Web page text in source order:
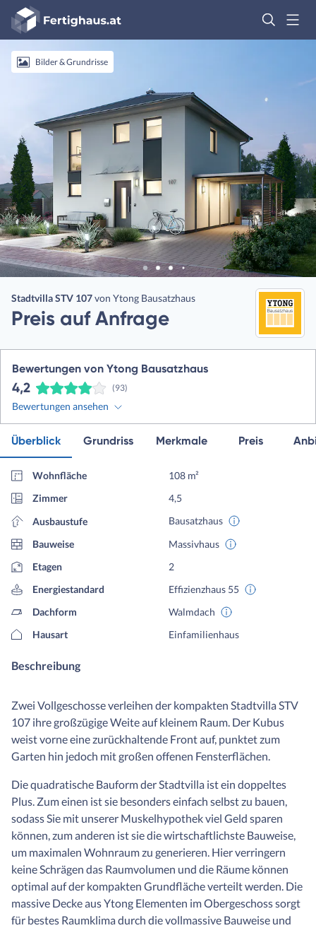
Fertighaus
Logo
AnmeldenBilder & Grundrisse
Stadtvilla STV 107von Ytong Bausatzhaus
Preis auf Anfrage
Bewertungen von Ytong Bausatzhaus
4,2 (93)
Bewertungen ansehen
Überblick Grundriss Merkmale Preis
Wohnfläche
108 m²
Zimmer
4,5
Ausbaustufe
Bausatzhaus
Bauweise
Massivhaus
Etagen
2
Energiestandard
Effizienzhaus 55
Dachform
Walmdach
Hausart
Einfamilienhaus
Beschreibung
Zwei Vollgeschosse verleihen der kompakten Stadtvilla STV
107 ihre großzügige Weite auf kleinem Raum. Der Kubus
weist vorne eine zurückhaltende Front auf, punktet zum
Garten hin jedoch mit großen offenen Fensterflächen.
Die quadratische Bauform der Stadtvilla ist ein doppeltes
Plus. Zum einen ist sie besonders einfach selbst zu bauen,
sodass Sie mit unserer Muskelhypothek viel Geld sparen
können, zum anderen ist sie die wirtschaftlichste Bauweise,
um maximalen Wohnraum zu generieren. Hier verringern
keine Schrägen das Raumvolumen und die Räume können
optimal auf der kompakten Grundfläche verteilt werden. Die
massive Decke aus Ytong Elementen im Obergeschoss sorgt
für bestes Raumklima durch die vollmassive Bauweise und